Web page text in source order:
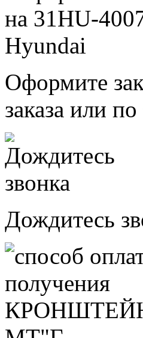
Оформите
заказа или
Дождитесь